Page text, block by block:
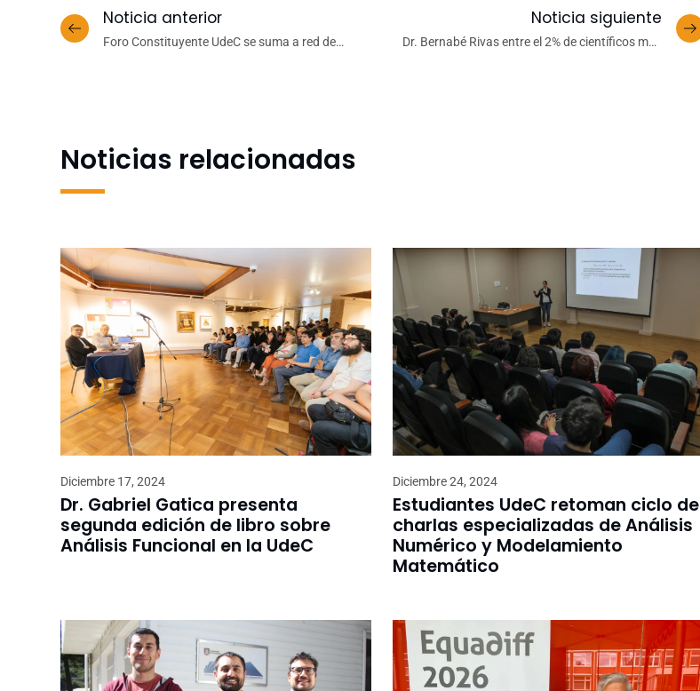
Noticia anterior
Foro Constituyente UdeC se suma a red de
Noticia siguiente
Dr. Bernabé Rivas entre el 2% de científicos más
Noticias relacionadas
Diciembre 17, 2024
Dr. Gabriel Gatica presenta
segunda edición de libro sobre
Análisis Funcional en la UdeC
Diciembre 24, 2024
Estudiantes UdeC retoman ciclo de
charlas especializadas de Análisis
Numérico y Modelamiento
Matemático